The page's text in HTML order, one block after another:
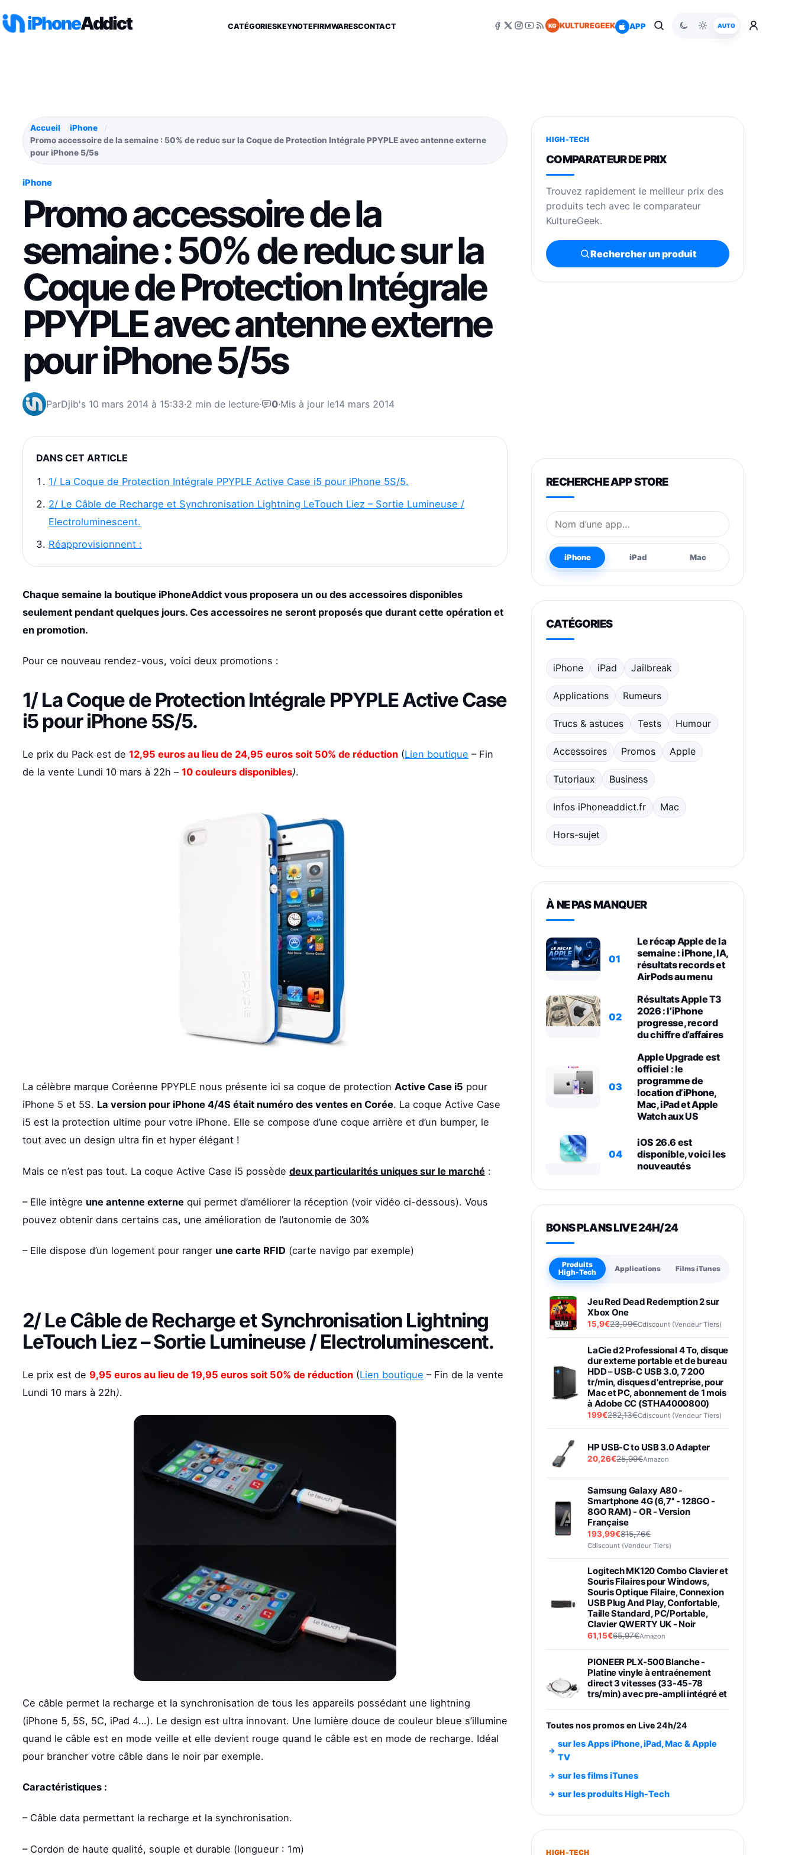
iPhoneAddict CATÉGORIESKEYNOTEFIRMWARESCONTACT KG KULTUREGEEK APP AUTO
Accueil
iPhone
Promo accessoire de la semaine : 50% de reduc sur la Coque de Protection Intégrale PPYPLE avec antenne externe
pour iPhone 5/5s
iPhone
Promo accessoire de la
semaine : 50% de reduc sur la
Coque de Protection Intégrale
PPYPLE avec antenne externe
pour iPhone 5/5s
ParDjib's 10 mars 2014 à 15:33·2 min de lecture· 0·Mis à jour le14 mars 2014
DANS CET ARTICLE
1/ La Coque de Protection Intégrale PPYPLE Active Case i5 pour iPhone 5S/5.
2/ Le Câble de Recharge et Synchronisation Lightning LeTouch Liez – Sortie Lumineuse /
Electroluminescent.
Réapprovisionnent :
Chaque semaine la boutique iPhoneAddict vous proposera un ou des accessoires disponibles
seulement pendant quelques jours. Ces accessoires ne seront proposés que durant cette opération et
en promotion.
Pour ce nouveau rendez-vous, voici deux promotions :
1/ LaCoque de Protection Intégrale PPYPLE Active Case
i5 pour iPhone 5S/5.
Le prix du Pack est de 12,95 euros au lieu de 24,95 euros soit 50% de réduction(Lien boutique – Fin
de la vente Lundi 10 mars à 22h – 10 couleurs disponibles).
La célèbre marque Coréenne PPYPLE nous présente ici sa coque de protection Active Case i5 pour
iPhone 5 et 5S. La version pour iPhone 4/4S était numéro des ventes en Corée. La coque Active Case
i5 est la protection ultime pour votre iPhone. Elle se compose d’une coque arrière et d’un bumper, le
tout avec un design ultra fin et hyper élégant !
Mais ce n’est pas tout. La coque Active Case i5 possède deux particularités uniques sur le marché:
– Elle intègre une antenne externequi permet d’améliorer la réception (voir vidéo ci-dessous). Vous
pouvez obtenir dans certains cas, une amélioration de l’autonomie de 30%
– Elle dispose d’un logement pour ranger une carte RFID (carte navigo par exemple)
2/ LeCâble de Recharge et Synchronisation Lightning
LeTouch Liez – Sortie Lumineuse / Electroluminescent.
Le prix est de 9,95 euros au lieu de 19,95 euros soit 50% de réduction(Lien boutique – Fin de la vente
Lundi 10 mars à 22h).
Ce câble permet la recharge et la synchronisation de tous les appareils possédant une lightning
(iPhone 5, 5S, 5C, iPad 4…). Le design est ultra innovant. Une lumière douce de couleur bleue s’illumine
quand le câble est en mode veille et elle devient rouge quand le câble est en mode de recharge. Idéal
pour brancher votre câble dans le noir par exemple.
Caractéristiques :
– Câble data permettant la recharge et la synchronisation.
– Cordon de haute qualité, souple et durable (longueur : 1m)
HIGH-TECH
COMPARATEUR DE PRIX
Trouvez rapidement le meilleur prix des
produits tech avec le comparateur
KultureGeek.
Rechercher un produit
RECHERCHE APP STORE
Nom de l’application
iPhone iPad Mac
CATÉGORIES
iPhone iPad Jailbreak
Applications Rumeurs
Trucs & astuces Tests Humour
Accessoires Promos Apple
Tutoriaux Business
Infos iPhoneaddict.fr Mac
Hors-sujet
À NE PAS MANQUER
01
Le récap Apple de la
semaine : iPhone, IA,
résultats records et
AirPods au menu
02
Résultats Apple T3
2026 : l’iPhone
progresse, record
du chiffre d’affaires
03
Apple Upgrade est
officiel : le
programme de
location d’iPhone,
Mac, iPad et Apple
Watch aux US
04
iOS 26.6 est
disponible, voici les
nouveautés
BONS PLANS LIVE 24H/24
Produits
High-Tech
Applications Films iTunes
Jeu Red Dead Redemption 2 sur
Xbox One
15,9€23,09€Cdiscount (Vendeur Tiers)
LaCie d2 Professional 4 To, disque
dur externe portable et de bureau
HDD – USB-C USB 3.0, 7 200
tr/min, disques d'entreprise, pour
Mac et PC, abonnement de 1 mois
à Adobe CC (STHA4000800)
199€282,13€Cdiscount (Vendeur Tiers)
HP USB-C to USB 3.0 Adapter
20,26€25,99€Amazon
Samsung Galaxy A80 -
Smartphone 4G (6,7'' - 128GO -
8GO RAM) - OR - Version
Française
193,99€815,76€
Cdiscount (Vendeur Tiers)
Logitech MK120 Combo Clavier et
Souris Filaires pour Windows,
Souris Optique Filaire, Connexion
USB Plug And Play, Confortable,
Taille Standard, PC/Portable,
Clavier QWERTY UK - Noir
61,15€65,97€Amazon
PIONEER PLX-500 Blanche -
Platine vinyle à entraénement
direct 3 vitesses (33-45-78
trs/min) avec pre-ampli intégré et
Smartphone SAMSUNG Galaxy
Smartphone SAMSUNG Galaxy
S26+ Violet 256Go
749,99€1240,43€Fnac (Vendeur Tiers)
Toutes nos promos en Live 24h/24
sur les Apps iPhone, iPad, Mac & Apple
TV
sur les films iTunes
sur les produits High-Tech
HIGH-TECH